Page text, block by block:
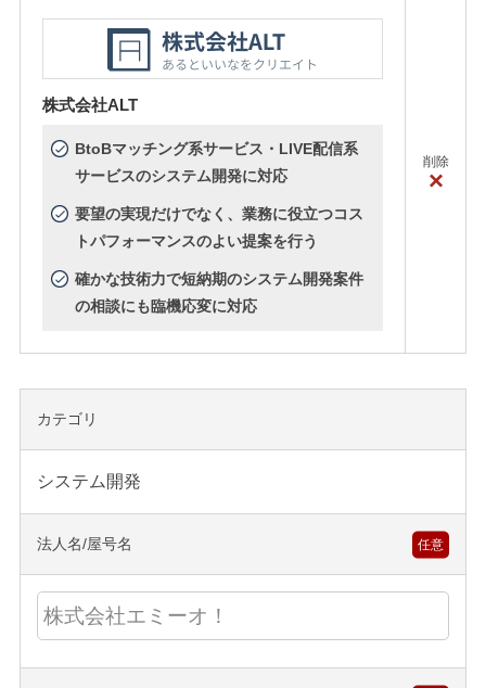
株式会社ALT
BtoBマッチング系サービス・LIVE配信系
サービスのシステム開発に対応
要望の実現だけでなく、業務に役立つコス
トパフォーマンスのよい提案を行う
確かな技術力で短納期のシステム開発案件
の相談にも臨機応変に対応
削除
×
カテゴリ
システム開発
法人名/屋号名 任意